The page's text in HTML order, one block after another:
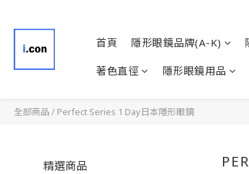
首頁 隱形眼鏡品牌(A-K)
著色直徑 隱形眼鏡用品
全部商品 / Perfect Series 1 Day日本隱形眼鏡
精選商品